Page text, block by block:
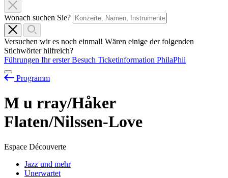
Wonach suchen Sie?
Versuchen wir es noch einmal! Wären einige der folgenden
Stichwörter hilfreich?
Führungen Ihr erster Besuch Ticketinformation PhilaPhil
Programm
M u rray/Håker
Flaten/Nilssen-Love
Espace Découverte
Jazz und mehr
Unerwartet